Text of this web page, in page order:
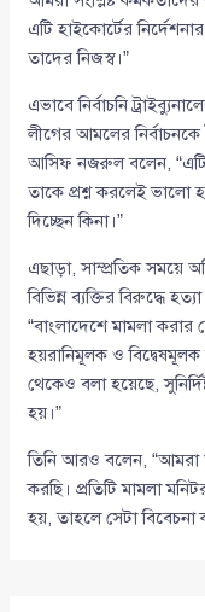
এটি হাইকোর্টের
তাদের নিজস্ব।”
এভাবে নির্বাচনি
লীগের আমলের
আসিফ নজরুল বলেন, “এটি
তাকে প্রশ্ন করলেই ভালো
দিচ্ছেন কিনা।”
এছাড়া, সাম্প্রতিক সময়ে
বিভিন্ন ব্যক্তির বিরুদ্ধে
“বাংলাদেশে মামলা
হয়রানিমূলক ও বিদ্বেষমূলক
থেকেও বলা হয়েছে,
হয়।”
তিনি আরও বলেন, “আমরা
করছি। প্রতিটি মামলা
হয়, তাহলে সেটা